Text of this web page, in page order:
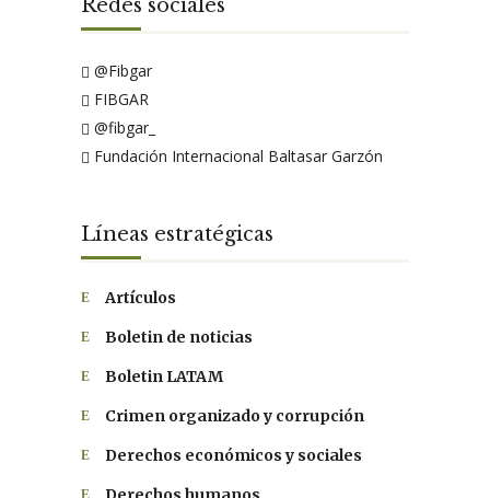
Redes sociales
@Fibgar
FIBGAR
@fibgar_
Fundación Internacional Baltasar Garzón
Líneas estratégicas
Artículos
Boletin de noticias
Boletin LATAM
Crimen organizado y corrupción
Derechos económicos y sociales